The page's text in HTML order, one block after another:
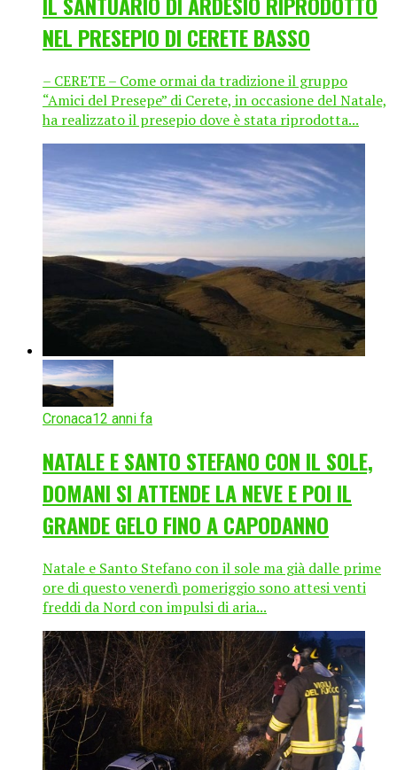
NEL PRESEPIO DI CERETE BASSO
– CERETE – Come ormai da tradizione il gruppo
“Amici del Presepe” di Cerete, in occasione del Natale,
ha realizzato il presepio dove è stata riprodotta...
Cronaca12 anni fa
NATALE E SANTO STEFANO CON IL SOLE,
DOMANI SI ATTENDE LA NEVE E POI IL
GRANDE GELO FINO A CAPODANNO
Natale e Santo Stefano con il sole ma già dalle prime
ore di questo venerdì pomeriggio sono attesi venti
freddi da Nord con impulsi di aria...